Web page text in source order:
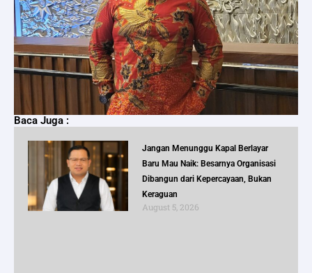
Baca Juga :
Jangan Menunggu Kapal Berlayar
Baru Mau Naik: Besarnya Organisasi
Dibangun dari Kepercayaan, Bukan
Keraguan
August 5, 2026